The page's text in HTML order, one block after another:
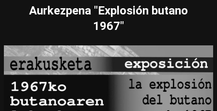
Aurkezpena "Explosión butano
1967"